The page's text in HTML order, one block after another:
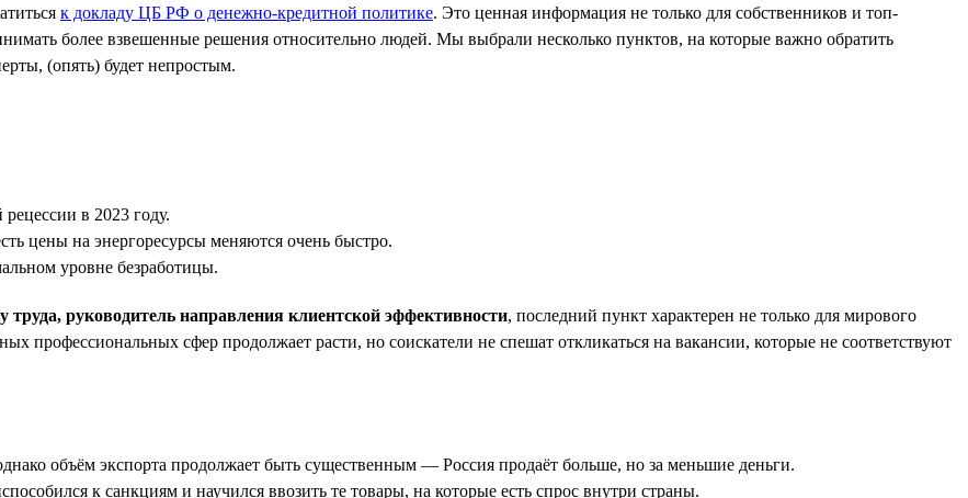
к докладу ЦБ РФ о денежно-кредитной политике. Это ценная информация не только для собственников и топ-
более взвешенные решения относительно людей. Мы выбрали несколько пунктов, на которые важно обратить
(опять) будет непростым.
в 2023 году.
цены на энергоресурсы меняются очень быстро.
уровне безработицы.
руководитель направления клиентской эффективности, последний пункт характерен не только для мирового
профессиональных сфер продолжает расти, но соискатели не спешат откликаться на вакансии, которые не соответствуют
объём экспорта продолжает быть существенным — Россия продаёт больше, но за меньшие деньги.
к санкциям и научился ввозить те товары, на которые есть спрос внутри страны.